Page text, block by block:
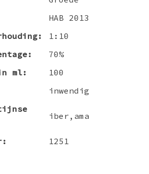
HAB 2013
1:10
70%
ml:
100
inwendig
iber,ama
1251